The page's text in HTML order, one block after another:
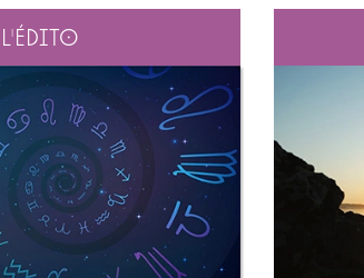
L'édito